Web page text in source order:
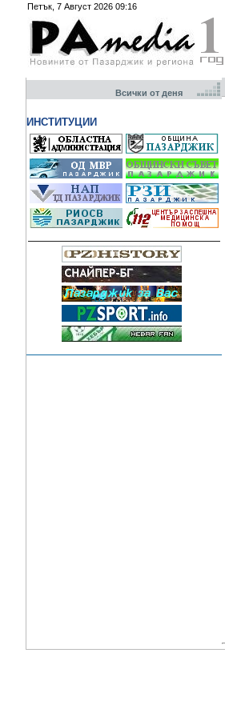
Петък, 7 Август 2026 09:16
Всички от деня
ИНСТИТУЦИИ